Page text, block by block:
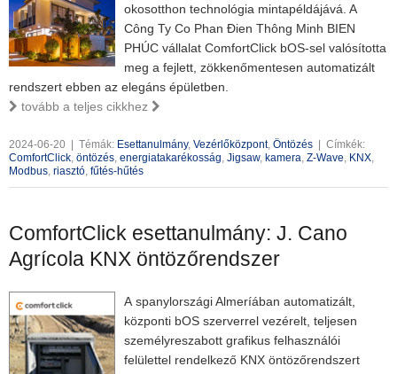
okosotthon technológia mintapéldájává. A
Công Ty Co Phan Đien Thông Minh BIEN
PHÚC vállalat ComfortClick bOS-sel valósította
meg a fejlett, zökkenőmentesen automatizált
rendszert ebben az elegáns épületben.
tovább a teljes cikkhez
2024-06-20 Témák: Esettanulmány, Vezérlőközpont, Öntözés
Címkék:
ComfortClick, öntözés, energiatakarékosság, Jigsaw, kamera, Z-Wave, KNX,
Modbus, riasztó, fűtés-hűtés
ComfortClick esettanulmány: J. Cano
Agrícola KNX öntözőrendszer
A spanylországi Almeríában automatizált,
központi bOS szerverrel vezérelt, teljesen
személyreszabott grafikus felhasználói
felülettel rendelkező KNX öntözőrendszert